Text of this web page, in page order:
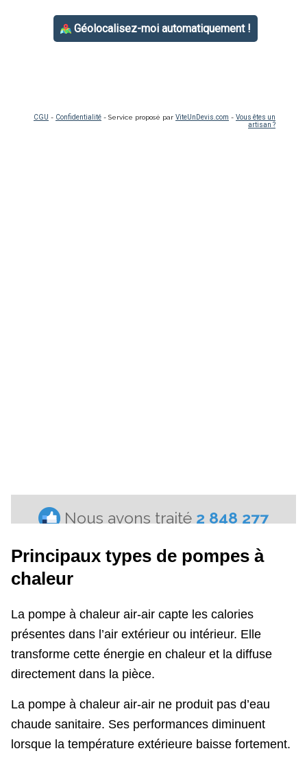
Principaux types de pompes à
chaleur
La pompe à chaleur air-air capte les calories
présentes dans l’air extérieur ou intérieur. Elle
transforme cette énergie en chaleur et la diffuse
directement dans la pièce.
La pompe à chaleur air-air ne produit pas d’eau
chaude sanitaire. Ses performances diminuent
lorsque la température extérieure baisse fortement.